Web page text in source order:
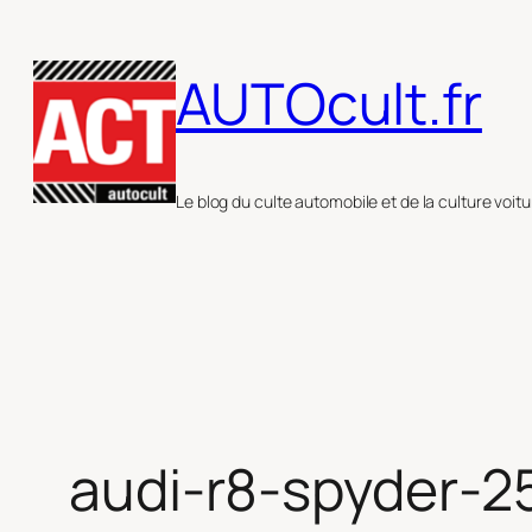
au
contenu
AUTOcult.fr
Le blog du culte automobile et de la culture
audi-r8-spyder-